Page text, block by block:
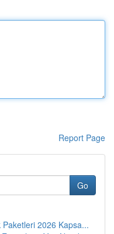
Report Page
Go
2026 Kapsa...